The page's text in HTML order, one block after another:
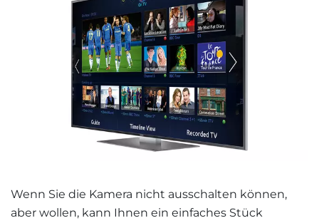
Wenn Sie die Kamera nicht ausschalten können,
aber wollen, kann Ihnen ein einfaches Stück